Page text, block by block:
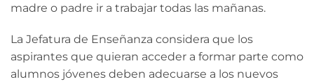
madre o padre ir a trabajar todas las mañanas.
La Jefatura de Enseñanza considera que los
aspirantes que quieran acceder a formar parte como
alumnos jóvenes deben adecuarse a los nuevos